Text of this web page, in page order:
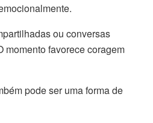
ou conversas
momento favorece coragem
pode ser uma forma de